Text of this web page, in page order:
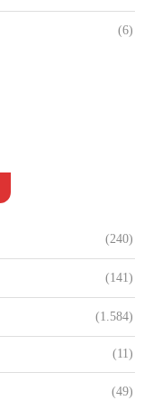
(6)
(240)
(141)
(1.584)
(11)
(49)